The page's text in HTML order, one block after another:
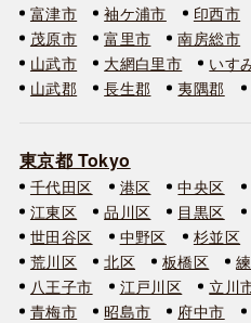
富津市
袖ケ浦市 印西市
茂原市
富里市 南房総市
山武市
大網白里市 いす
山武郡
長生郡 夷隅郡
東京都 Tokyo
千代田区 港区 中央区
江東区
品川区 目黒区
世田谷区
中野区 杉並区
荒川区
北区 板橋区
八王子市
江戸川区 立川
青梅市
昭島市 府中市